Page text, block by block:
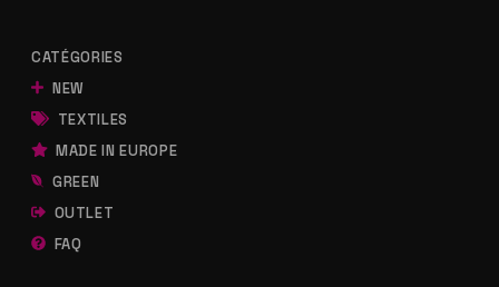
CATÉGORIES
NEW
TEXTILES
MADE IN EUROPE
GREEN
OUTLET
FAQ